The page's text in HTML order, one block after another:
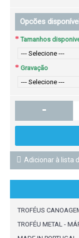
Opcões
Tamanhos
Gravação
-
Adicionar à lista
TROFÉUS
TROFÉU METAL -